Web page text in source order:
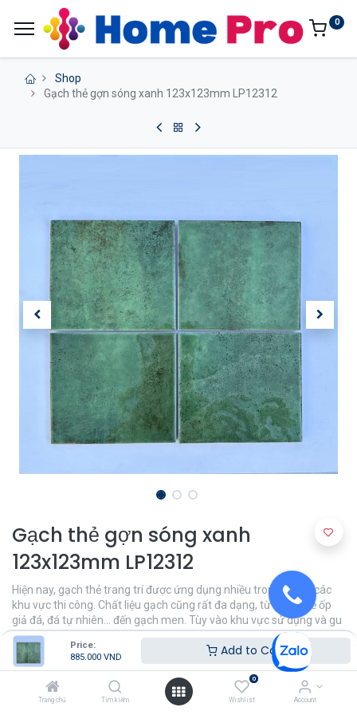
Price:
885.000 VND Add to Cart
Trang chủ Tìm kiếm
0
Wishlist Account
0
Shop
Gạch thẻ gợn sóng xanh 123x123mm LP12312
Gạch thẻ gợn sóng xanh
123x123mm LP12312
Hiện nay, gạch thẻ trang trí được ứng dụng nhiều trong tất cả các
khu vực thi công. Chất liệu gạch cũng rất đa dạng, từ gạch thẻ ốp
giả đá, đá tự nhiên... đến gạch men. Tùy vào khu vực sử dụng và gu
thẩm mỹ cá nhân mà bạn có thể lựa chọn loại gạch phù hợp. Gạch
thẻ dùng để ốp tường trang trí là loại vật liệu xây dựng cao cấp,
được sản xuất từ bột đá kết hợp với đất sét và các phụ gia khác. Có
nhiều kích thước khác nhau, được phủ men bóng đẹp nên được các
chủ nhà ưa chuộng, tin dùng cho các không gian nhà bếp, phòng